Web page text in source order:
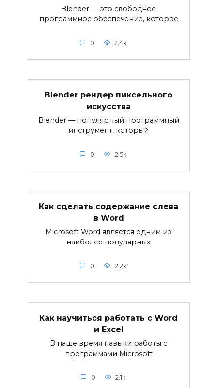
Blender — это свободное
программное обеспечение, которое
0 2.4к.
Blender рендер пиксельного
искусства
Blender — популярный программный
инструмент, который
0 2.5к.
Как сделать содержание слева
в Word
Microsoft Word является одним из
наиболее популярных
0 2.2к.
Как научиться работать с Word
и Excel
В наше время навыки работы с
программами Microsoft
0 2.1к.